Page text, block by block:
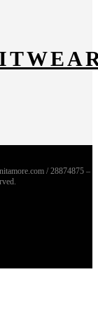
/ 28874875 –